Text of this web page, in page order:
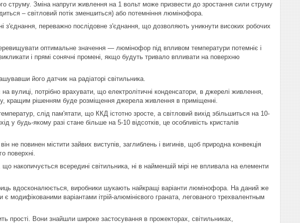
струму. Зміна напруги живлення на 1 вольт може призвести до зростання сили струму
– світловий потік зменшиться) або потемніння люмінофора.
з'єднання, переважно послідовне з'єднання, що дозволяють уникнути високих робочих
оптимальне значення ― люмінофор під впливом температури потемніє і
і прямі сонячні промені, якщо будуть тривало впливати на поверхню
його датчик на радіаторі світильника.
вулиці, потрібно врахувати, що електролітичні конденсатори, в джерелі живлення,
кращим рішенням буде розміщення джерела живлення в приміщенні.
слід пам'ятати, що ККД істотно зросте, а світловий вихід збільшиться на 10-
у будь-якому разі стане більше на 5-10 відсотків, це особливість кристалів
не повинен містити зайвих виступів, заглиблень і вигинів, щоб природна конвекція
поверхні.
накопичується всередині світильника, ні в найменшій мірі не впливала на елементи
вдосконалюється, виробники шукають найкращі варіанти люмінофора. На даний же
модифікованими варіантами ітрій-алюмінієвого граната, легованого трехвалентным
прості. Вони знайшли широке застосування в прожекторах, світильниках,